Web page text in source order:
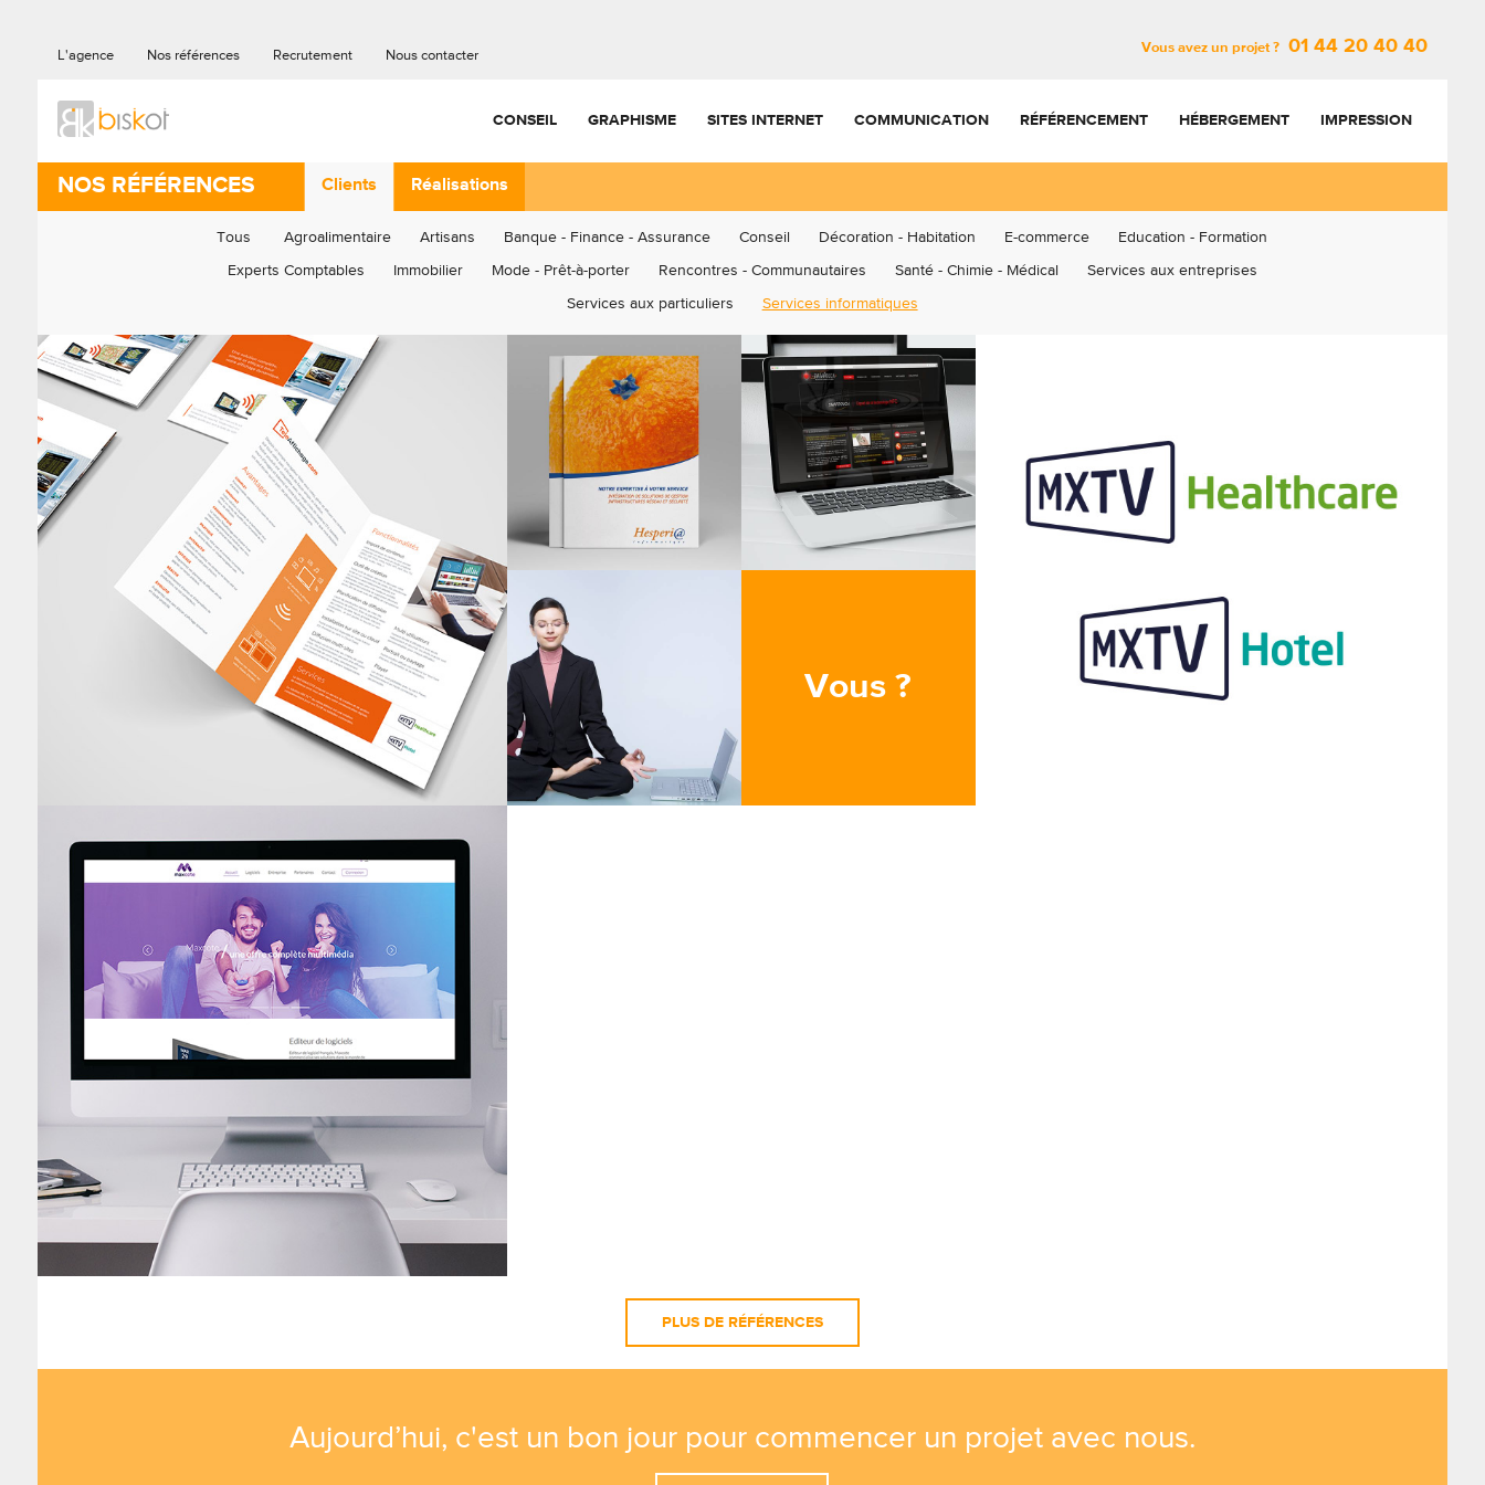
L'agence Nos références Recrutement Nous contacter
Vous avez un projet ? 01 44 20 40 40
CONSEIL GRAPHISME SITES INTERNET COMMUNICATION RÉFÉRENCEMENT HÉBERGEMENT IMPRESSION
NOS RÉFÉRENCES Clients Réalisations
Tous Agroalimentaire Artisans Banque - Finance - Assurance Conseil Décoration - Habitation E-commerce Education - Formation
Experts Comptables Immobilier Mode - Prêt-à-porter Rencontres - Communautaires Santé - Chimie - Médical Services aux entreprises
Services aux particuliers Services informatiques
Vous ?
PLUS DE RÉFÉRENCES
Aujourd’hui, c'est un bon jour pour commencer un projet avec nous.